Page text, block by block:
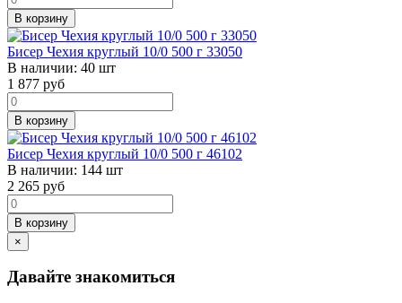
В корзину
Бисер Чехия круглый 10/0 500 г 33050
В наличии: 40 шт
1 877 руб
В корзину
Бисер Чехия круглый 10/0 500 г 46102
В наличии: 144 шт
2 265 руб
В корзину
×
Давайте знакомиться